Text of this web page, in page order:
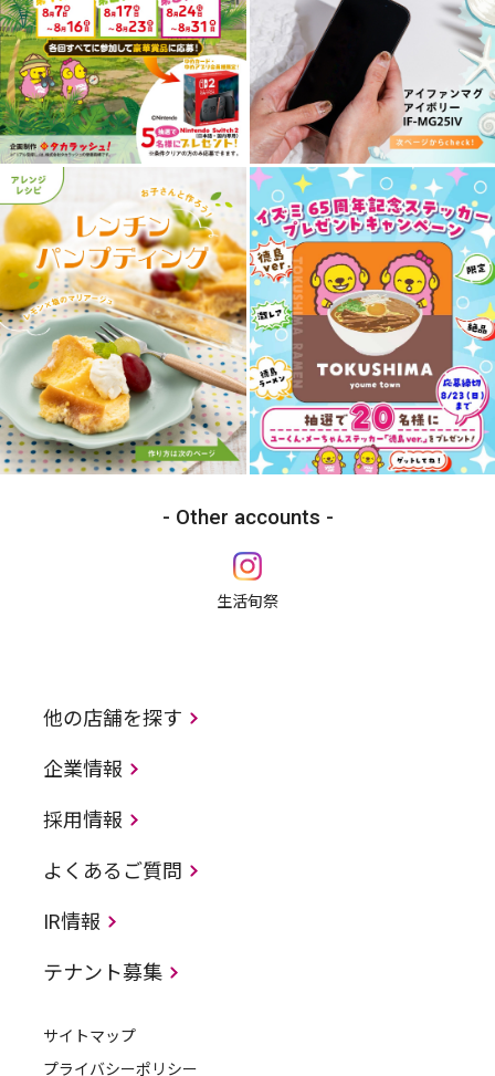
Other accounts
生活旬祭
他の店舗を探す
企業情報
採用情報
よくあるご質問
IR情報
テナント募集
サイトマップ
プライバシーポリシー